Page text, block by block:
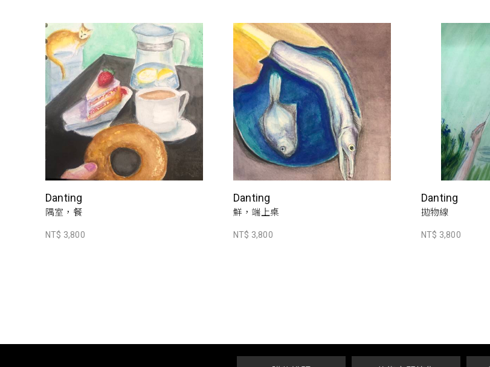
Danting
隅室，餐
NT$ 3,800
Danting
鮮，端上桌
NT$ 3,800
Danting
拋物線
NT$ 3,800